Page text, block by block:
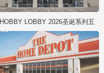
HOBBY LOBBY 2026圣诞系列五